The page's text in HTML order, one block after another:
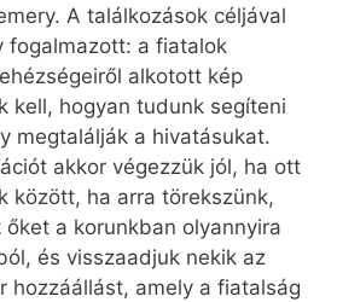
A találkozások céljával
fogalmazott: a fiatalok
alkotott kép
kell, hogyan tudunk segíteni
megtalálják a hivatásukat.
akkor végezzük jól, ha ott
között, ha arra törekszünk,
a korunkban olyannyira
és visszaadjuk nekik az
hozzáállást, amely a fiatalság